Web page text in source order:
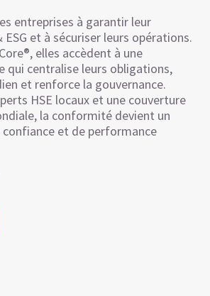
entreprises à garantir leur
et à sécuriser leurs opérations.
elles accèdent à une
qui centralise leurs obligations,
et renforce la gouvernance.
HSE locaux et une couverture
la conformité devient un
et de performance